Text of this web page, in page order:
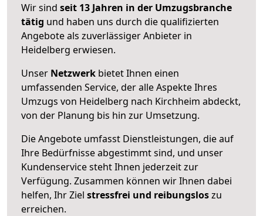
Wir sind seit 13 Jahren in der Umzugsbranche
tätig und haben uns durch die qualifizierten
Angebote als zuverlässiger Anbieter in
Heidelberg erwiesen.
Unser Netzwerk bietet Ihnen einen
umfassenden Service, der alle Aspekte Ihres
Umzugs von Heidelberg nach Kirchheim abdeckt,
von der Planung bis hin zur Umsetzung.
Die Angebote umfasst Dienstleistungen, die auf
Ihre Bedürfnisse abgestimmt sind, und unser
Kundenservice steht Ihnen jederzeit zur
Verfügung. Zusammen können wir Ihnen dabei
helfen, Ihr Ziel stressfrei und reibungsloszu
erreichen.